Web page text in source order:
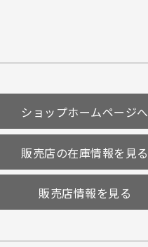
ショップホームページへ
販売店の在庫情報を見る
販売店情報を見る